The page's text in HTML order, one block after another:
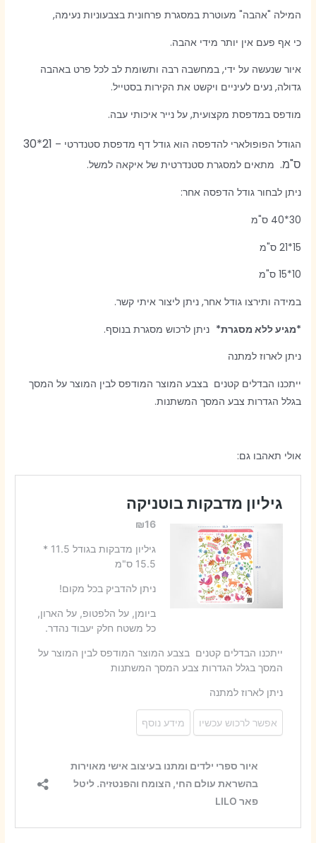
המילה "אהבה" מעוטרת במסגרת פרחונית בצבעוניות נעימה,
כי אף פעם אין יותר מידי אהבה.
איור שנעשה על ידי, במחשבה רבה ותשומת לב לכל פרט באהבה
גדולה, נעים לעיניים ויקשט את הקירות בסטייל.
מודפס במדפסת מקצועית, על נייר איכותי עבה.
הגודל הפופולארי להדפסה הוא גודל דף מדפסת סטנדרטי –
21*30
ס"מ. מתאים למסגרת סטנדרטית של איקאה למשל.
ניתן לבחור גודל הדפסה אחר:
30*40 ס"מ
15*21 ס"מ
10*15 ס"מ
במידה ותירצו גודל אחר, ניתן ליצור איתי קשר.
*מגיע ללא מסגרת*ניתן לרכוש מסגרת בנוסף.
ניתן לארוז למתנה
ייתכנו הבדלים קטנים בצבע המוצר המודפס לבין המוצר על המסך
בגלל הגדרות צבע המסך המשתנות.
אולי תאהבו גם: